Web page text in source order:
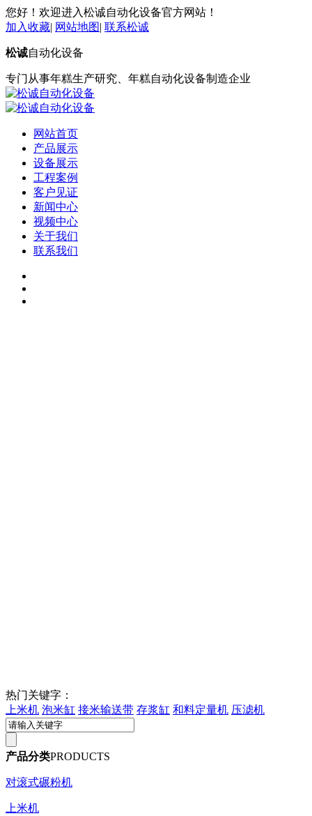
您好！欢迎进入松诚自动化设备官方网站！
加入收藏| 网站地图| 联系松诚
松诚自动化设备
专门从事年糕生产研究、年糕自动化设备制造企业
网站首页
产品展示
设备展示
工程案例
客户见证
新闻中心
视频中心
关于我们
联系我们
热门关键字：
上米机 泡米缸 接米输送带 存浆缸 和料定量机 压滤机
产品分类PRODUCTS
对滚式碾粉机
上米机